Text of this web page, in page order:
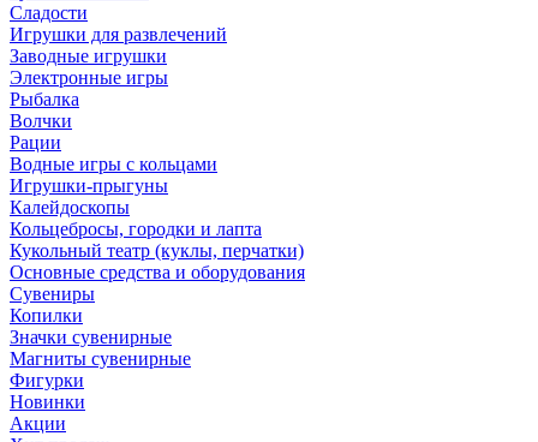
Сладости
Игрушки для развлечений
Заводные игрушки
Электронные игры
Рыбалка
Волчки
Рации
Водные игры с кольцами
Игрушки-прыгуны
Калейдоскопы
Кольцебросы, городки и лапта
Кукольный театр (куклы, перчатки)
Основные средства и оборудования
Сувениры
Копилки
Значки сувенирные
Магниты сувенирные
Фигурки
Новинки
Акции